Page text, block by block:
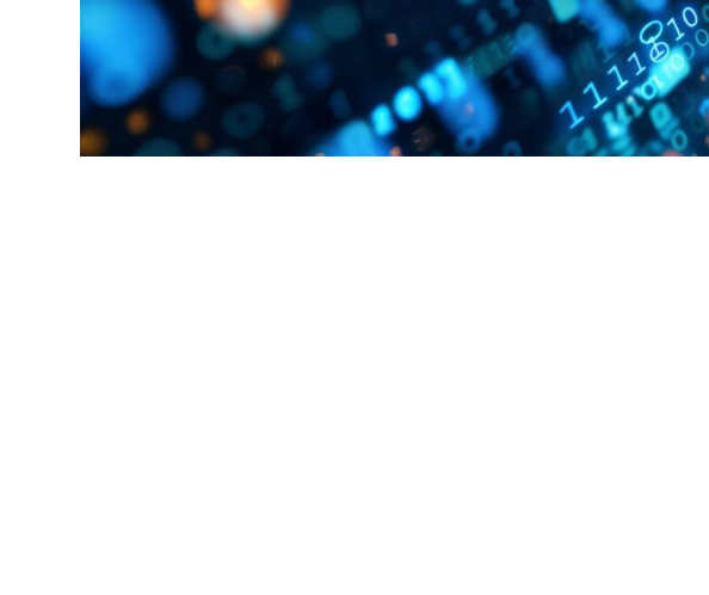
Quoi de neuf au Cnam BFC?
Actualités
Agenda
Revue de presse
Alternance
Enseignement à distance
Validation des Acquis de
l'Expérience (VAE)
Validation des études